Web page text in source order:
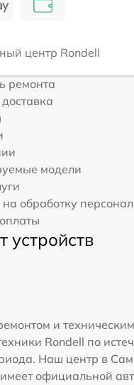
центр Rondell
ремонта
модели
на обработку
устройств
и техническим
Rondell по
Наш центр в
официальной